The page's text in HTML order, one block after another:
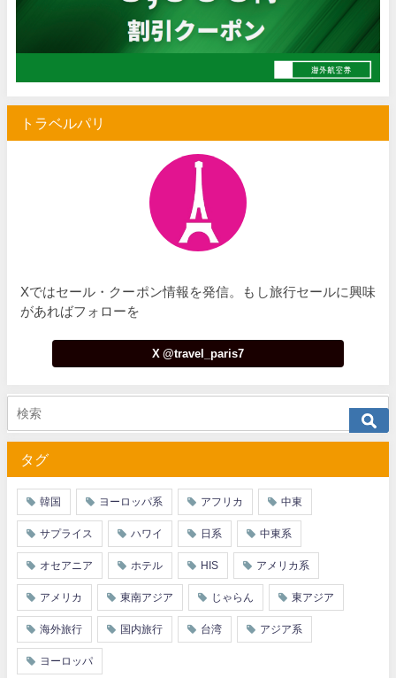
トラベルパリ
Xではセール・クーポン情報を発信。もし旅行セールに興味
があればフォローを
X @travel_paris7
タグ
韓国 ヨーロッパ系 アフリカ 中東
サプライス ハワイ 日系 中東系
オセアニア ホテル HIS アメリカ系
アメリカ 東南アジア じゃらん 東アジア
海外旅行 国内旅行 台湾 アジア系
ヨーロッパ